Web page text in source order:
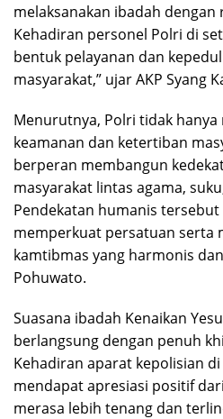
melaksanakan ibadah dengan
Kehadiran personel Polri di
bentuk pelayanan dan
masyarakat,” ujar AKP Syang
Menurutnya, Polri tidak
keamanan dan ketertiban
berperan membangun
masyarakat lintas agama,
Pendekatan humanis
memperkuat persatuan serta
kamtibmas yang harmonis
Pohuwato.
Suasana ibadah Kenaikan
berlangsung dengan penuh
Kehadiran aparat kepolisian
mendapat apresiasi positif
merasa lebih tenang dan